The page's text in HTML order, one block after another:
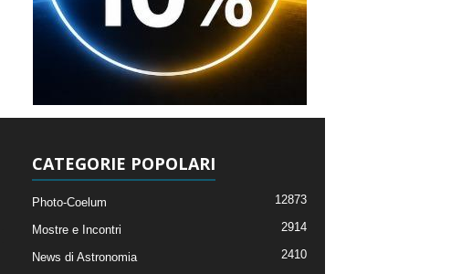
CATEGORIE POPOLARI
Photo-Coelum 12873
Mostre e Incontri 2914
News di Astronomia 2410